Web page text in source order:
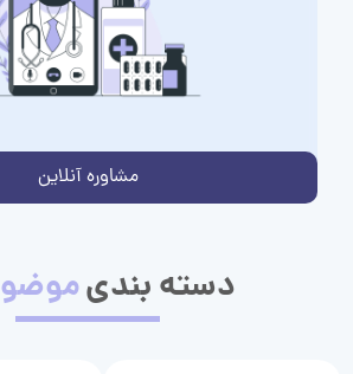
مشاوره آنلاین
دسته بندی